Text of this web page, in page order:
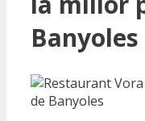
Banyoles